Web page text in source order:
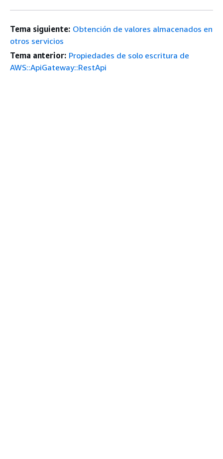
Tema siguiente: Obtención de valores almacenados en
otros servicios
Tema anterior: Propiedades de solo escritura de
AWS::ApiGateway::RestApi